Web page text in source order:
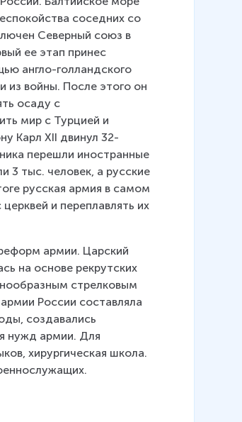
соседних со
Северный союз в
ее этап принес
англо-голландского
из войны. После этого он
осаду с
мир с Турцией и
Карл ХII двинул 32-
перешли иностранные
3 тыс. человек, а русские
русская армия в самом
и переплавлять их
армии. Царский
на основе рекрутских
стрелковым
России составляла
создавались
нужд армии. Для
хирургическая школа.